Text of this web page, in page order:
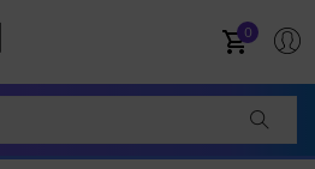
0